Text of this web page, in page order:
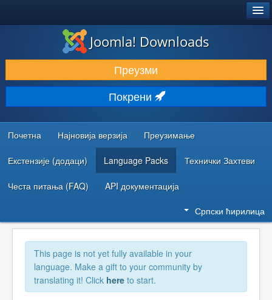
ПРЕУЗИМАЊЕ И ПРОШИРЕЊА (ЕКСТЕНЗИЈЕ)
ОТКРИЈТЕ И НАУЧИТЕ
ЗАЈЕДНИЦА И ПОДРШКА
РЕСУРСИ ЗА РАЗВОЈ
Joomla! Downloads
Преузми
Покрени
Почетна Најновија верзија Преузимање
Екстензије (додаци) Language Packs Технички Захтеви
Честа питања (FAQ) API документација
Српски ћирилица
This page is not yet fully available in your
language. Make a gift to your community by
translating it! Click here to start.